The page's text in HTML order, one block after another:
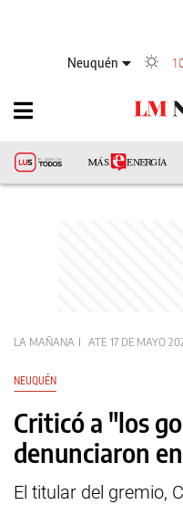
Neuquén
LA MAÑANA ATE 17 DE MAYO
NEUQUÉN
Criticó a "los
denunciaron
El titular del gremio,